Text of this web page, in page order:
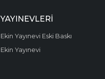
YAYINEVLERI
Ekin Yayınevi Eski Baskı
Ekin Yayınevi